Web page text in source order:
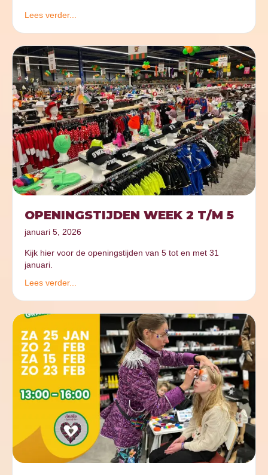
Lees verder...
OPENINGSTIJDEN WEEK 2 T/M 5
januari 5, 2026
Kijk hier voor de openingstijden van 5 tot en met 31
januari.
Lees verder...